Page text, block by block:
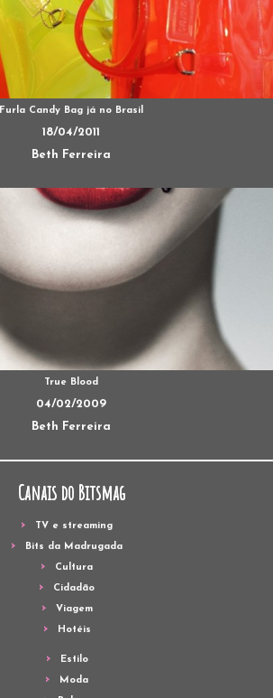
Furla Candy Bag já no Brasil
18/04/2011
Beth Ferreira
True Blood
04/02/2009
Beth Ferreira
Canais do Bitsmag
TV e streaming
Bits da Madrugada
Cultura
Cidadão
Viagem
Hotéis
Estilo
Moda